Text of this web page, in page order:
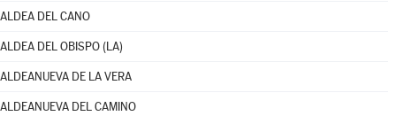
ALDEA DEL CANO
ALDEA DEL OBISPO (LA)
ALDEANUEVA DE LA VERA
ALDEANUEVA DEL CAMINO